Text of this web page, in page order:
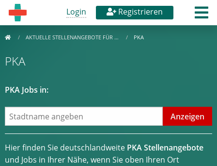
Login Registrieren
AKTUELLE STELLENANGEBOTE FÜR … PKA
PKA
PKA Jobs in:
Hier finden Sie deutschlandweite PKA Stellenangebote
und Jobs in Ihrer Nähe, wenn Sie oben Ihren Ort